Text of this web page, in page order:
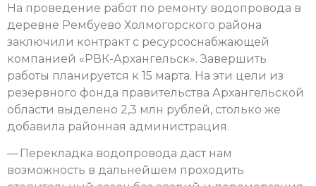
На проведение работ по ремонту водопровода в
деревне Рембуево Холмогорского района
заключили контракт с ресурсоснабжающей
компанией «РВК-Архангельск». Завершить
работы планируется к 15 марта. На эти цели из
резервного фонда правительства Архангельской
области выделено 2,3 млн рублей, столько же
добавила районная администрация.
— Перекладка водопровода даст нам
возможность в дальнейшем проходить